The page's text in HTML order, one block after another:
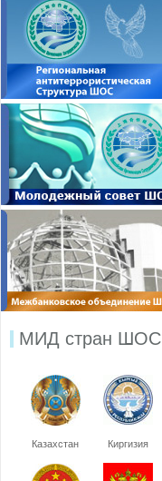
МИД стран ШОС
Казахстан Киргизия